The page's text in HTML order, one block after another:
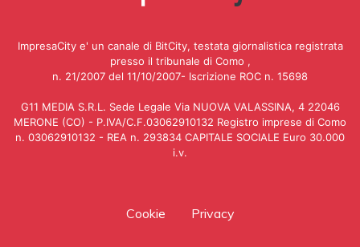
ImpresaCity e' un canale di BitCity, testata giornalistica registrata
presso il tribunale di Como ,
n. 21/2007 del 11/10/2007- Iscrizione ROC n. 15698
G11 MEDIA S.R.L. Sede Legale Via NUOVA VALASSINA, 4 22046
MERONE (CO) - P.IVA/C.F.03062910132 Registro imprese di Como
n. 03062910132 - REA n. 293834 CAPITALE SOCIALE Euro 30.000
i.v.
Cookie Privacy